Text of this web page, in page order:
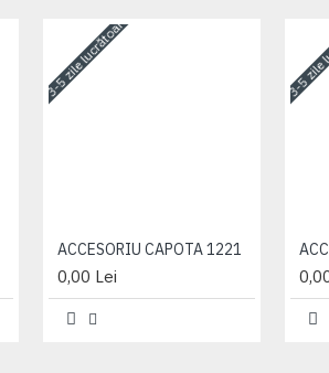
3-5 zile lucrătoare
ACCESORIU CAPOTA 1221
0,00 Lei
3-5